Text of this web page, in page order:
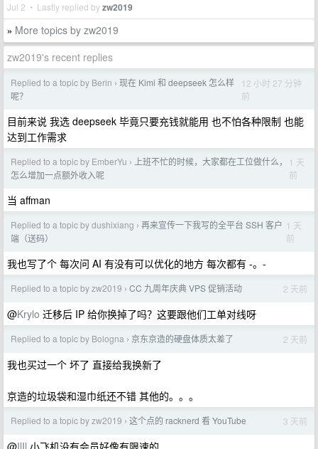
Jul 2 • Lastly replied byzw2019
» More topics by zw2019
zw2019's recent replies
Replied to a topic by Berin › 现在 Kimi 和 deepseek 怎么样
呢？
12 小时 27 分钟
前
目前来说 我选 deepseek 毕竟只要充钱就能用 也不怕各种限制 也能
达到工作需求
Replied to a topic by EmberYu ›
上班不忙的时候，大家都在工位做什么，
怎么增加一点额外收入呢
1 天
前
当 affman
Replied to a topic by dushixiang › 再来宣传一下我写的全平台 SSH 客户
端（送码）
1 天
前
我也写了个 每次问 AI 有没有可以优化的地方 每次都有 -。-
Replied to a topic by zw2019 › CC 九周年庆典 VPS 促销活动 2 天前
@Krylo 迁移后 IP 给你换掉了吗？这要跟他们工单对线呀
Replied to a topic by Bologna › 京东京造的硬盘体质太差了 2 天前
我也买过一个 坏了 直接给我换新了
京造的垃圾袋和湿巾纸还不错 其他的。。。
Replied to a topic by zw2019 › 这个点的 racknerd 看 YouTube 3 天前
@IlIl 小飞机没有会员好像有限速的